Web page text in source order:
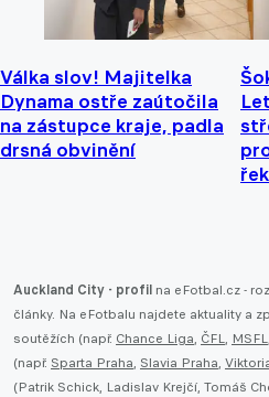
Válka slov! Majitelka
Dynama ostře zaútočila
na zástupce kraje, padla
drsná obvinění
Auckland City - profil na eFotbal.cz -
články. Na eFotbalu najdete aktuality a
soutěžích (např. Chance Liga, ČFL, MSFL
(např. Sparta Praha, Slavia Praha,
(Patrik Schick, Ladislav Krejčí, Tomáš